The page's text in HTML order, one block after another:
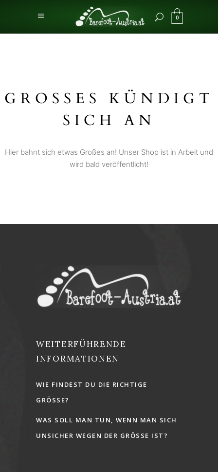
0
GROSSES KÜNDIGT S
ICH AN
Hier bahnt sich etwas Großes an! Unser Shop ist in Arbeit und
wird bald veröffentlicht!
WEITERFÜHRENDE
INFORMATIONEN
WIE FINDEST DU DIE RICHTIGE
GRÖSSE?
WAS SOLL MAN TUN, WENN MAN SICH
UNSICHER WEGEN DER GRÖSSE IST?